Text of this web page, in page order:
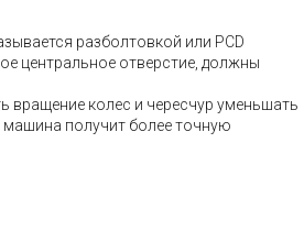
разболтовкой или PCD
центральное отверстие, должны
вращение колес и чересчур уменьшать
машина получит более точную